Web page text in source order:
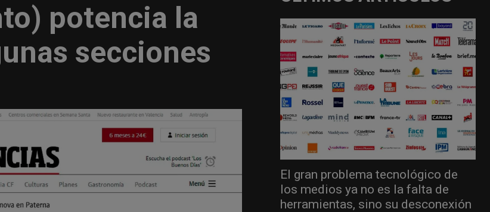
potencia la
secciones
El gran problema tecnológico de
los medios ya no es la falta de
herramientas, sino su desconexión